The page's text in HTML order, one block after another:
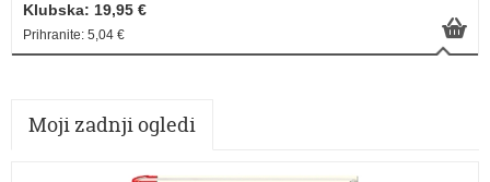
Klubska: 19,95 €
Prihranite: 5,04 €
Moji zadnji ogledi